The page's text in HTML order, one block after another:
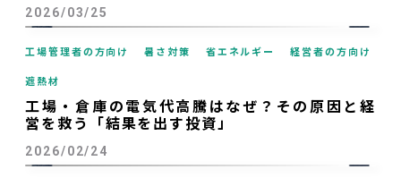
2026/03/25
工場管理者の方向け 暑さ対策 省エネルギー 経営者の方向け
遮熱材
工場・倉庫の電気代高騰はなぜ？その原因と経
営を救う「結果を出す投資」
2026/02/24